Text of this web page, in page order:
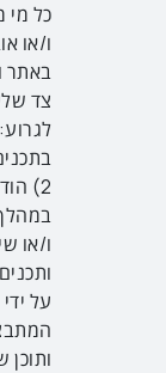
כל מי
ו/או
באתר
צד
2)